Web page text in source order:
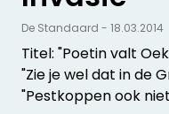
Titel: "Poetin valt
"Zie je wel dat in de
"Pestkoppen ook
De Standaard - 18.03.2014